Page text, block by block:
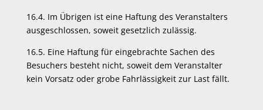
16.4. Im Übrigen ist eine Haftung des Veranstalters
ausgeschlossen, soweit gesetzlich zulässig.
16.5. Eine Haftung für eingebrachte Sachen des
Besuchers besteht nicht, soweit dem Veranstalter
kein Vorsatz oder grobe Fahrlässigkeit zur Last fällt.